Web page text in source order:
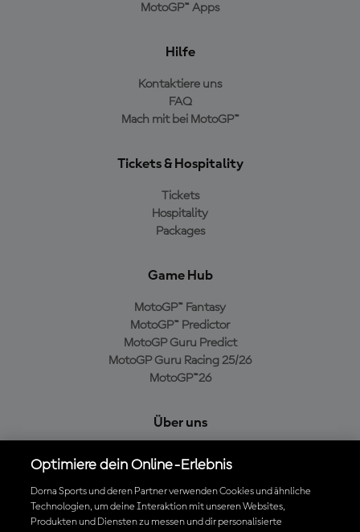
MotoGP™ Apps
Hilfe
Kontaktiere uns
FAQ
Mach mit bei MotoGP™
Tickets & Hospitality
Tickets
Hospitality
Packages
Game Hub
MotoGP™ Fantasy
MotoGP™ Predictor
MotoGP Guru Predict
MotoGP Guru Racing 25/26
MotoGP™26
Über uns
Cookie-Richtlinien
Geschäftsbedingungen
Datenschutzrichtlinien
Kaufrichtlinie
Optimiere dein Online-Erlebnis
Dorna Sports und deren Partner verwenden Cookies und ähnliche
Technologien, um deine Interaktion mit unseren Websites,
Produkten und Diensten zu messen und dir personalisierte